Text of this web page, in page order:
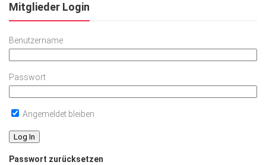
Mitglieder Login
Benutzername
Passwort
Angemeldet bleiben
Passwort zurücksetzen